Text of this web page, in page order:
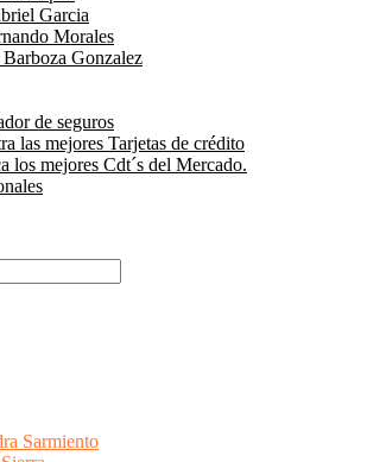
Garcia
Morales
Gonzalez
de seguros
las mejores Tarjetas de crédito
los mejores Cdt´s del Mercado.
Sarmiento